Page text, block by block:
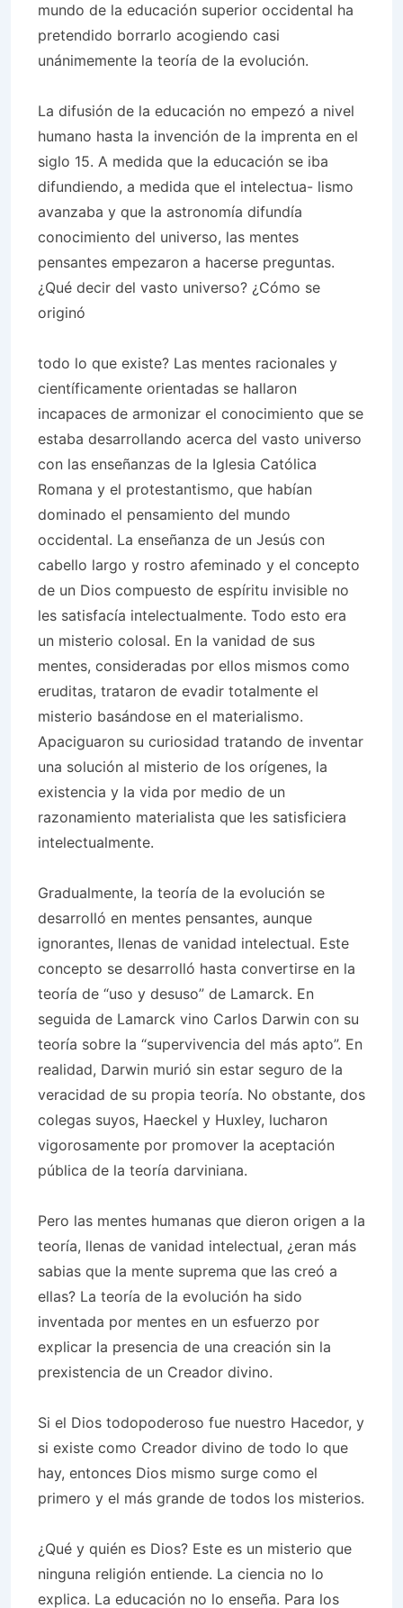
mundo de la educación superior occidental ha
pretendido borrarlo acogiendo casi
unánimemente la teoría de la evolución.
La difusión de la educación no empezó a nivel
humano hasta la invención de la imprenta en el
siglo 15. A medida que la educación se iba
difundiendo, a medida que el intelectua- lismo
avanzaba y que la astronomía difundía
conocimiento del universo, las mentes
pensantes empezaron a hacerse preguntas.
¿Qué decir del vasto universo? ¿Cómo se
originó
todo lo que existe? Las mentes racionales y
científicamente orientadas se hallaron
incapaces de armonizar el conocimiento que se
estaba desarrollando acerca del vasto universo
con las enseñanzas de la Iglesia Católica
Romana y el protestantismo, que habían
dominado el pensamiento del mundo
occidental. La enseñanza de un Jesús con
cabello largo y rostro afeminado y el concepto
de un Dios compuesto de espíritu invisible no
les satisfacía intelectualmente. Todo esto era
un misterio colosal. En la vanidad de sus
mentes, consideradas por ellos mismos como
eruditas, trataron de evadir totalmente el
misterio basándose en el materialismo.
Apaciguaron su curiosidad tratando de inventar
una solución al misterio de los orígenes, la
existencia y la vida por medio de un
razonamiento materialista que les satisficiera
intelectualmente.
Gradualmente, la teoría de la evolución se
desarrolló en mentes pensantes, aunque
ignorantes, llenas de vanidad intelectual. Este
concepto se desarrolló hasta convertirse en la
teoría de “uso y desuso” de Lamarck. En
seguida de Lamarck vino Carlos Darwin con su
teoría sobre la “supervivencia del más apto”. En
realidad, Darwin murió sin estar seguro de la
veracidad de su propia teoría. No obstante, dos
colegas suyos, Haeckel y Huxley, lucharon
vigorosamente por promover la aceptación
pública de la teoría darviniana.
Pero las mentes humanas que dieron origen a la
teoría, llenas de vanidad intelectual, ¿eran más
sabias que la mente suprema que las creó a
ellas? La teoría de la evolución ha sido
inventada por mentes en un esfuerzo por
explicar la presencia de una creación sin la
prexistencia de un Creador divino.
Si el Dios todopoderoso fue nuestro Hacedor, y
si existe como Creador divino de todo lo que
hay, entonces Dios mismo surge como el
primero y el más grande de todos los misterios.
¿Qué y quién es Dios? Este es un misterio que
ninguna religión entiende. La ciencia no lo
explica. La educación no lo enseña. Para los